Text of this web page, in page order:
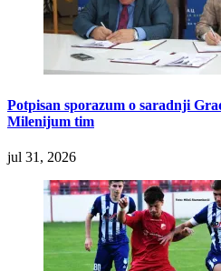
Potpisan sporazum o saradnji
Milenijum tim
jul 31, 2026